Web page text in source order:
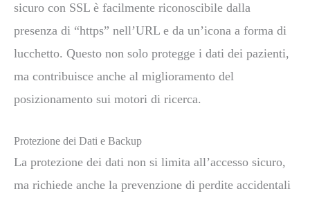
sicuro con SSL è facilmente riconoscibile dalla
presenza di “https” nell’URL e da un’icona a forma di
lucchetto. Questo non solo protegge i dati dei pazienti,
ma contribuisce anche al miglioramento del
posizionamento sui motori di ricerca.
Protezione dei Dati e Backup
La protezione dei dati non si limita all’accesso sicuro,
ma richiede anche la prevenzione di perdite accidentali